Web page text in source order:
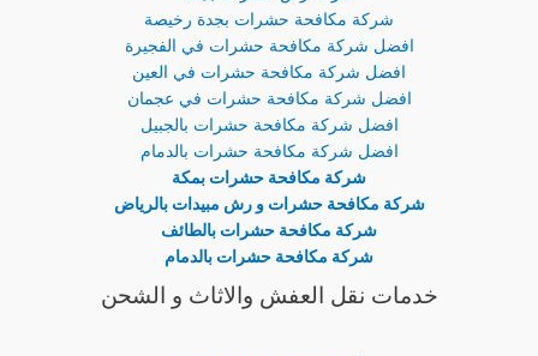
شركة مكافحة حشرات بجدة رخيصة
افضل شركة مكافحة حشرات في الفجيرة
افضل شركة مكافحة حشرات في العين
افضل شركة مكافحة حشرات في عجمان
افضل شركة مكافحة حشرات بالجبيل
افضل شركة مكافحة حشرات بالدمام
شركة مكافحة حشرات بمكة
شركة مكافحة حشرات و رش مبيدات بالرياض
شركة مكافحة حشرات بالطائف
شركة مكافحة حشرات بالدمام
خدمات نقل العفش والاثاث و الشحن